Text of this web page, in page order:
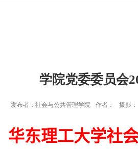
学院党委委员会
发布者：社会与公共管理学院 作者： 摄影：
华东理工大学社